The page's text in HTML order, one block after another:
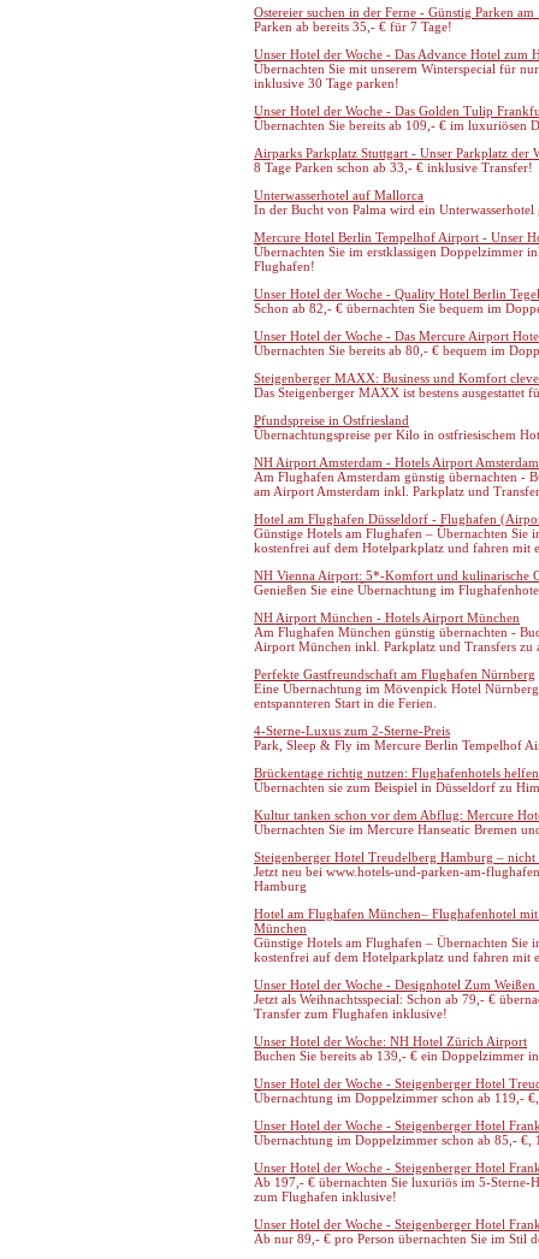
Ostereier suchen in der Ferne - Günstig Parken
Parken ab bereits 35,- € für 7 Tage!
Unser Hotel der Woche - Das Advance Hotel zum
Übernachten Sie mit unserem Winterspecial für
inklusive 30 Tage parken!
Unser Hotel der Woche - Das Golden Tulip
Übernachten Sie bereits ab 109,- € im luxuriösen
Airparks Parkplatz Stuttgart - Unser Parkplatz der
8 Tage Parken schon ab 33,- € inklusive Transfer!
Unterwasserhotel auf Mallorca
In der Bucht von Palma wird ein Unterwasserhotel
Mercure Hotel Berlin Tempelhof Airport - Unser
Übernachten Sie im erstklassigen Doppelzimmer
Flughafen!
Unser Hotel der Woche - Quality Hotel Berlin Tegel
Schon ab 82,- € übernachten Sie bequem im
Unser Hotel der Woche - Das Mercure Airport
Übernachten Sie bereits ab 80,- € bequem im
Steigenberger MAXX: Business und Komfort
Das Steigenberger MAXX ist bestens ausgestattet
Pfundspreise in Ostfriesland
Übernachtungspreise per Kilo in ostfriesischem
NH Airport Amsterdam - Hotels Airport Amsterdam
Am Flughafen Amsterdam günstig übernachten -
am Airport Amsterdam inkl. Parkplatz und
Hotel am Flughafen Düsseldorf - Flughafen
Günstige Hotels am Flughafen – Übernachten
kostenfrei auf dem Hotelparkplatz und fahren mit
NH Vienna Airport: 5*-Komfort und kulinarische
Genießen Sie eine Übernachtung im
NH Airport München - Hotels Airport München
Am Flughafen München günstig übernachten -
Airport München inkl. Parkplatz und Transfers zu
Perfekte Gastfreundschaft am Flughafen Nürnberg
Eine Übernachtung im Mövenpick Hotel
entspannteren Start in die Ferien.
4-Sterne-Luxus zum 2-Sterne-Preis
Park, Sleep & Fly im Mercure Berlin Tempelhof
Brückentage richtig nutzen: Flughafenhotels
Übernachten sie zum Beispiel in Düsseldorf zu
Kultur tanken schon vor dem Abflug: Mercure
Übernachten Sie im Mercure Hanseatic Bremen
Steigenberger Hotel Treudelberg Hamburg –
Jetzt neu bei www.hotels-und-parken-am-
Hamburg
Hotel am Flughafen München– Flughafenhotel
München
Günstige Hotels am Flughafen – Übernachten
kostenfrei auf dem Hotelparkplatz und fahren mit
Unser Hotel der Woche - Designhotel Zum
Jetzt als Weihnachtsspecial: Schon ab 79,- €
Transfer zum Flughafen inklusive!
Unser Hotel der Woche: NH Hotel Zürich Airport
Buchen Sie bereits ab 139,- € ein Doppelzimmer
Unser Hotel der Woche - Steigenberger Hotel
Übernachtung im Doppelzimmer schon ab 119,-
Unser Hotel der Woche - Steigenberger Hotel
Übernachtung im Doppelzimmer schon ab 85,- €,
Unser Hotel der Woche - Steigenberger Hotel
Ab 197,- € übernachten Sie luxuriös im 5-Sterne-
zum Flughafen inklusive!
Unser Hotel der Woche - Steigenberger Hotel
Ab nur 89,- € pro Person übernachten Sie im Stil